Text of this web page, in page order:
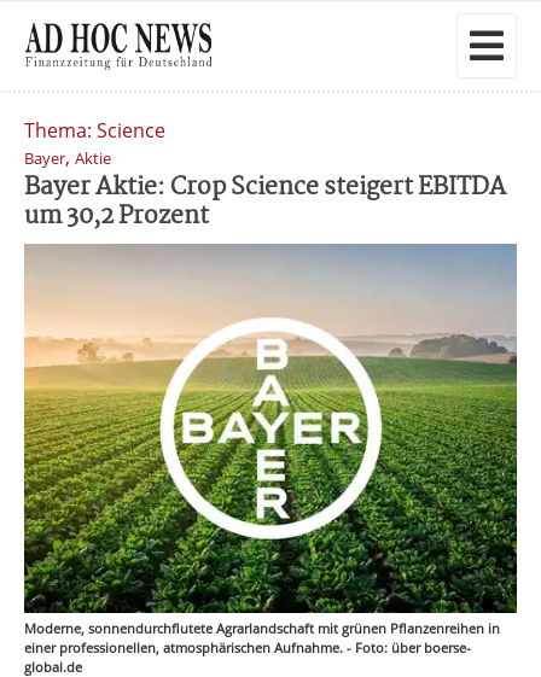
Thema: Science
Bayer, Aktie
Bayer Aktie: Crop Science steigert EBITDA
um 30,2 Prozent
Moderne, sonnendurchflutete Agrarlandschaft mit grünen Pflanzenreihen in
einer professionellen, atmosphärischen Aufnahme. - Foto: über boerse-
global.de